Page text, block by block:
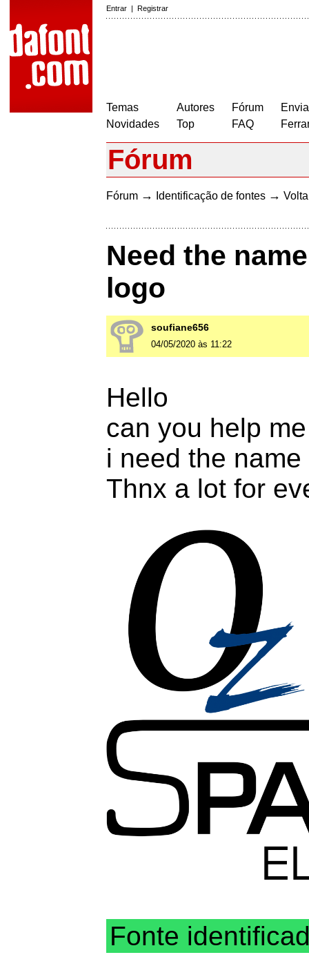
Entrar | Registrar
Temas
Novidades
Autores
Top
Fórum
FAQ
Fórum
Fórum → Identificação de fontes →
Need the
logo
soufiane656
04/05/2020 às 11:22
Hello
can you help
i need the
Thnx a lot for
Fonte